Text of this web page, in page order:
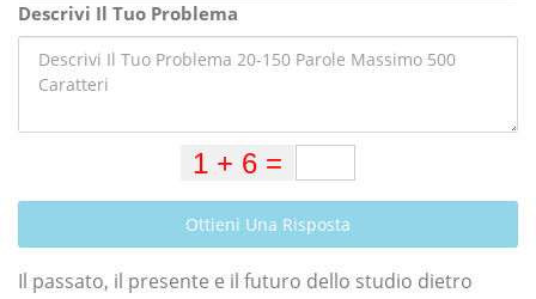
Descrivi Il Tuo Problema
Ottieni Una Risposta
Il passato, il presente e il futuro dello studio dietro